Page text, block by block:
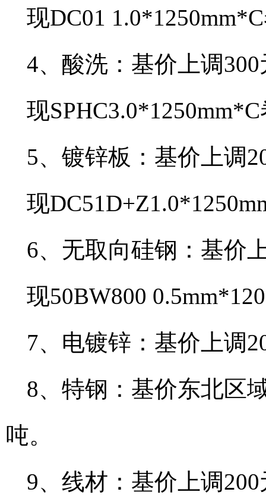
现DC01
4、酸洗：基价上调
现
5、镀锌板：基价上调
现
6、无取向硅钢：基价
现50BW800
7、电镀锌：基价上调
8、特钢：基价东北区
吨。
9、线材：基价上调